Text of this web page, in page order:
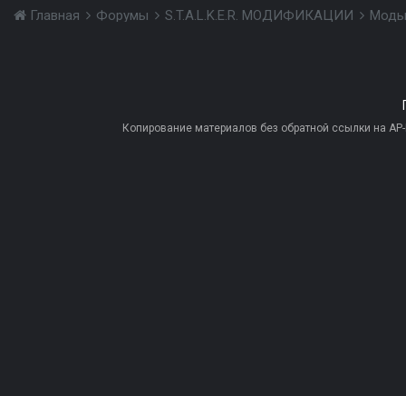
Главная Форумы S.T.A.L.K.E.R. МОДИФИКАЦИИ
Копирование материалов без обратной ссылки на